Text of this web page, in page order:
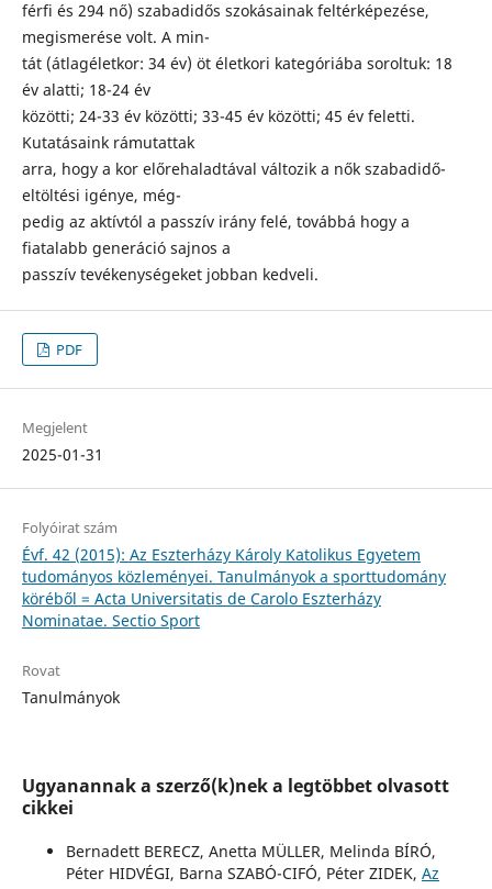
férfi és 294 nő) szabadidős szokásainak feltérképezése,
megismerése volt. A min-
tát (átlagéletkor: 34 év) öt életkori kategóriába soroltuk: 18
év alatti; 18-24 év
közötti; 24-33 év közötti; 33-45 év közötti; 45 év feletti.
Kutatásaink rámutattak
arra, hogy a kor előrehaladtával változik a nők szabadidő-
eltöltési igénye, még-
pedig az aktívtól a passzív irány felé, továbbá hogy a
fiatalabb generáció sajnos a
passzív tevékenységeket jobban kedveli.
PDF
Megjelent
2025-01-31
Folyóirat szám
Évf. 42 (2015): Az Eszterházy Károly Katolikus Egyetem
tudományos közleményei. Tanulmányok a sporttudomány
köréből = Acta Universitatis de Carolo Eszterházy
Nominatae. Sectio Sport
Rovat
Tanulmányok
Ugyanannak a szerző(k)nek a legtöbbet olvasott
cikkei
Bernadett BERECZ, Anetta MÜLLER, Melinda BÍRÓ,
Péter HIDVÉGI, Barna SZABÓ-CIFÓ, Péter ZIDEK, Az